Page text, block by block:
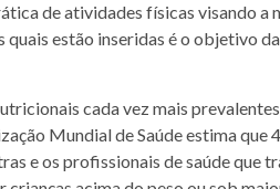
de atividades físicas visando a
quais estão inseridas é o objetivo
cada vez mais
Mundial de Saúde estima que
e os profissionais de saúde que